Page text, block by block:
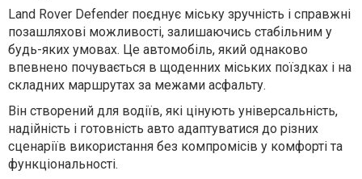
Land Rover Defender поєднує міську зручність і справжні
позашляхові можливості, залишаючись стабільним у
будь-яких умовах. Це автомобіль, який однаково
впевнено почувається в щоденних міських поїздках і на
складних маршрутах за межами асфальту.
Він створений для водіїв, які цінують універсальність,
надійність і готовність авто адаптуватися до різних
сценаріїв використання без компромісів у комфорті та
функціональності.